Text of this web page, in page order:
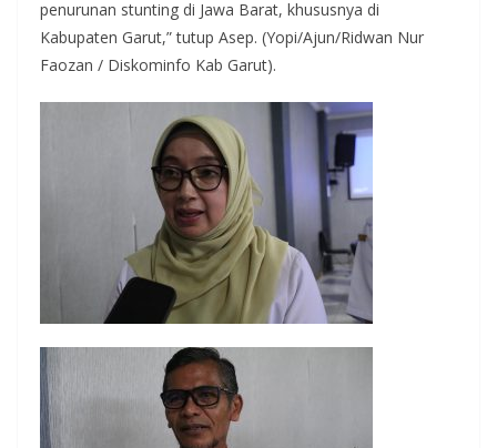
penurunan stunting di Jawa Barat, khususnya di
Kabupaten Garut,” tutup Asep. (Yopi/Ajun/Ridwan Nur
Faozan / Diskominfo Kab Garut).